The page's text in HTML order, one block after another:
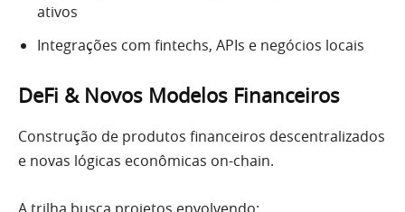
ativos
Integrações com fintechs, APIs e negócios locais
DeFi & Novos Modelos Financeiros
Construção de produtos financeiros descentralizados
e novas lógicas econômicas on-chain.
A trilha busca projetos envolvendo: